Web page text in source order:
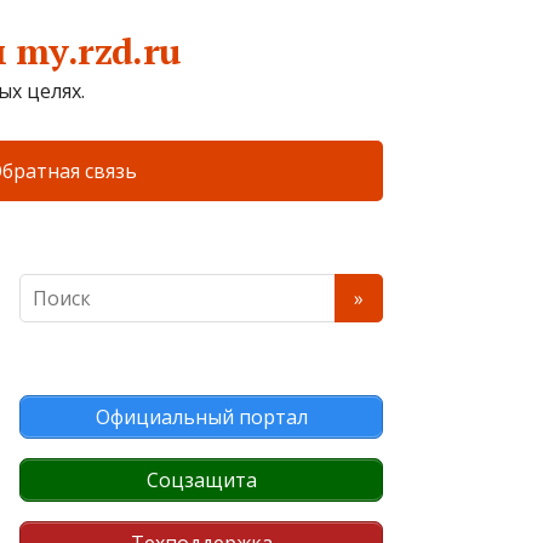
целях.
связь
Официальный портал
Соцзащита